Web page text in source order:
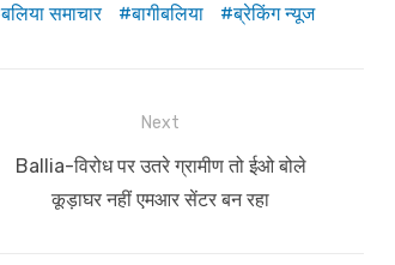
बलिया समाचार बागीबलिया ब्रेकिंग न्यूज
Next
Next
Ballia-विरोध पर उतरे ग्रामीण तो ईओ बोले
कूड़ाघर नहीं एमआर सेंटर बन रहा